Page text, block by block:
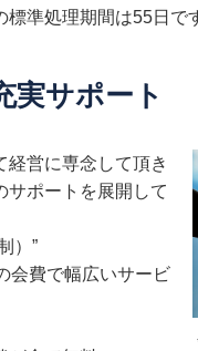
標準処理期間は55日で
実サポート
経営に専念して頂き
サポートを展開して
）”
会費で幅広いサービ